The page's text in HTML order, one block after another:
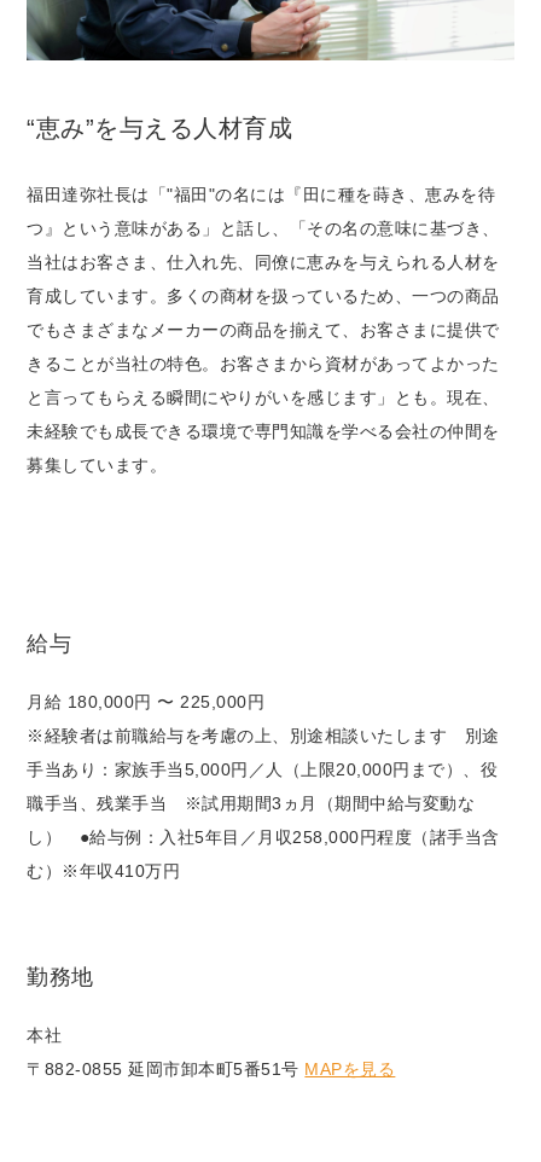
“恵み”を与える人材育成
福田達弥社長は「"福田"の名には『田に種を蒔き、恵みを待
つ』という意味がある」と話し、「その名の意味に基づき、
当社はお客さま、仕入れ先、同僚に恵みを与えられる人材を
育成しています。多くの商材を扱っているため、一つの商品
でもさまざまなメーカーの商品を揃えて、お客さまに提供で
きることが当社の特色。お客さまから資材があってよかった
と言ってもらえる瞬間にやりがいを感じます」とも。現在、
未経験でも成長できる環境で専門知識を学べる会社の仲間を
募集しています。
給与
月給 180,000円 〜 225,000円
※経験者は前職給与を考慮の上、別途相談いたします 別途
手当あり：家族手当5,000円／人（上限20,000円まで）、役
職手当、残業手当 ※試用期間3ヵ月（期間中給与変動な
し） ●給与例：入社5年目／月収258,000円程度（諸手当含
む）※年収410万円
勤務地
本社
〒882-0855 延岡市卸本町5番51号 MAPを見る